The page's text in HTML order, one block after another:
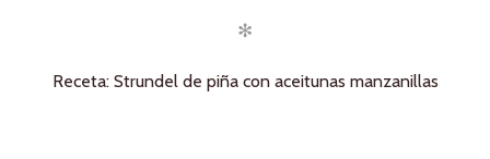
✻
Receta: Strundel de piña con aceitunas manzanillas